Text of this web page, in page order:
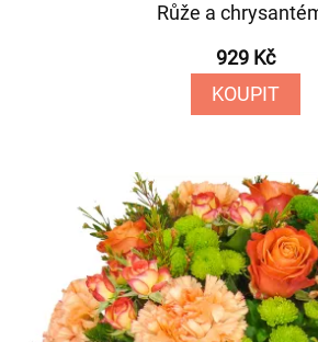
Růže a
929 Kč
KOUPIT